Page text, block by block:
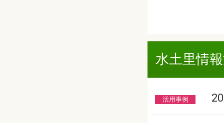
水土里情
活用事例